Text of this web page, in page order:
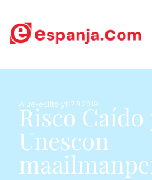
Alue-esittelyt17.8.2019
Risco Caído
Unescon